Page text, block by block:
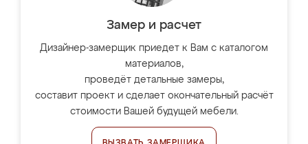
Замер и расчет
Дизайнер-замерщик приедет к Вам с каталогом
материалов,
проведёт детальные замеры,
составит проект и сделает окончательный расчёт
стоимости Вашей будущей мебели.